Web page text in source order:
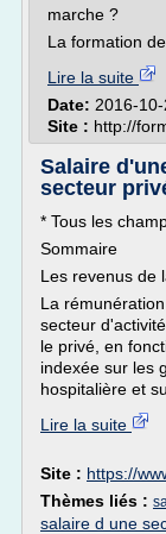
marche ?
La formation de
Lire la suite
Date: 2016-
Site : http://
Salaire
secteur
* Tous les
Sommaire
Les revenus de
La
secteur
le privé, en
indexée sur les
hospitalière et
Lire la suite
Site : https://
Thèmes liés :
salaire d une